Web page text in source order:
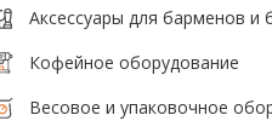
Аксессуары для барменов и
Кофейное оборудование
Весовое и упаковочное